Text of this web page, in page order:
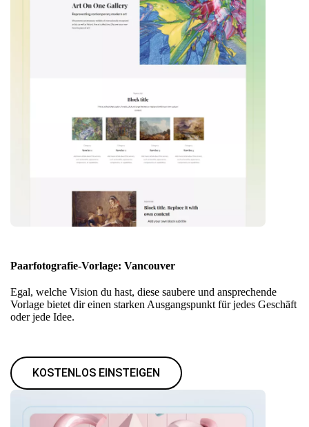
Paarfotografie-Vorlage: Vancouver
Egal, welche Vision du hast, diese saubere und ansprechende
Vorlage bietet dir einen starken Ausgangspunkt für jedes Geschäft
oder jede Idee.
KOSTENLOS EINSTEIGEN